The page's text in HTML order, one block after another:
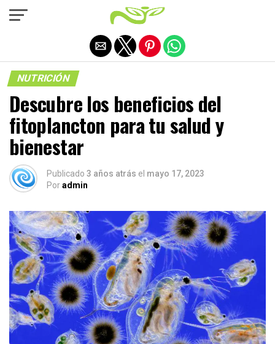
NUTRICIÓN
Descubre los beneficios del
fitoplancton para tu salud y
bienestar
Publicado 3 años atrás el mayo 17, 2023
Poradmin
Salir de la versión móvil